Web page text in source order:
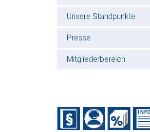
Unsere Standpunkte
Presse
Mitgliederbereich